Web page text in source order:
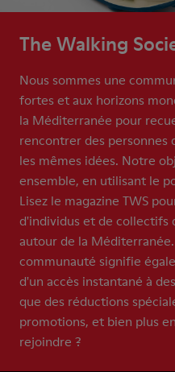
The Walking
Nous sommes une
fortes et aux horizons
la Méditerranée pour
rencontrer des personnes
les mêmes idées. Notre
ensemble, en utilisant le
Lisez le magazine TWS
d'individus et de collectifs
autour de la
communauté signifie
d'un accès instantané à
que des réductions
promotions, et bien plus
rejoindre ?